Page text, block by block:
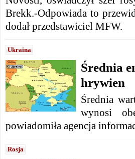
Brekk.-Odpowiada to
dodał przedstawiciel MFW.
Ukraina
Średnia
hrywien
Średnia
wynosi
powiadomiła agencja
Rosja